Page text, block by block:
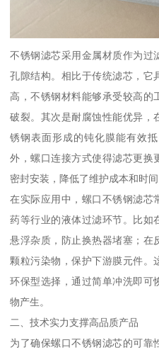
不锈钢滤芯采用金属材质作为过
孔隙结构。相比于传统滤芯，它
高，不锈钢材料能够承受较高的
破裂。其次是耐腐蚀性能优异，
锈钢表面形成的钝化膜能有效
外，螺口连接方式使得滤芯更换
密封安装，降低了维护成本和时间
在实际应用中，螺口不锈钢滤芯
药等行业的液体过滤环节。比如
悬浮杂质，防止换热器堵塞；在
颗粒污染物，保护下游膜元件。
环保型选择，通过简单冲洗即可
物产生。
二、技术实力支撑高品质产品
为了确保螺口不锈钢滤芯的可靠